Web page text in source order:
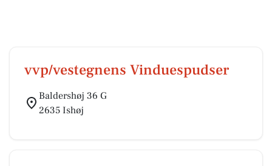
vvp/vestegnens Vinduespudser
Baldershøj 36 G
2635 Ishøj